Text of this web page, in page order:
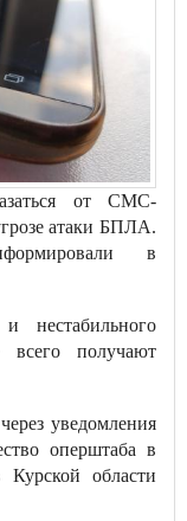
от СМС-
атаки БПЛА.
в
нестабильного
всего получают
уведомления
оперштаба в
области